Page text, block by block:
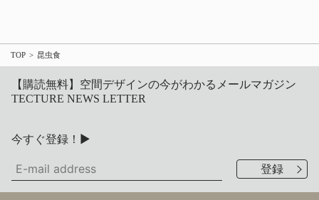
TOP 昆虫食
【購読無料】空間デザインの今がわかるメールマガジン
TECTURE NEWS LETTER
今すぐ登録！▶